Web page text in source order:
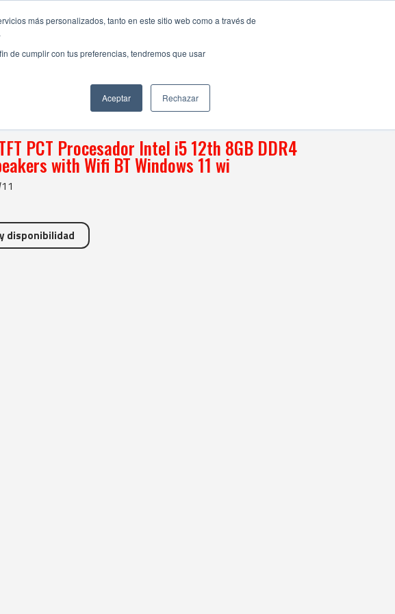
más personalizados, tanto en este sitio web como a través de
de cumplir con tus preferencias, tendremos que usar
Aceptar Rechazar
SSD with speakers with Wifi BT Windows 11 wi
PCT Procesador Intel i5 12th 8GB DDR4
with Wifi BT Windows 11 wi
disponibilidad